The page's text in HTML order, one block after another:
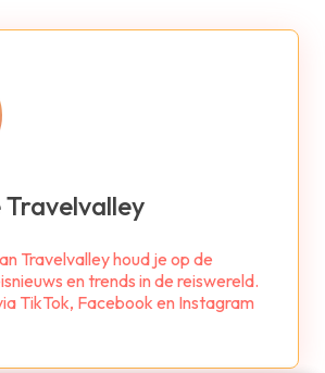
Travelvalley houd je op de
en trends in de reiswereld.
TikTok, Facebook en Instagram